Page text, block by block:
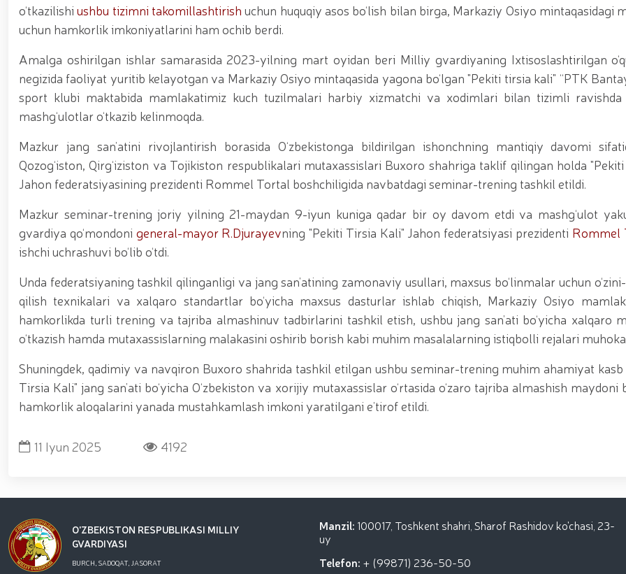
nufuzli ko‘rgazmasi yuqori saviyada bo'lib o'tdi. // Milliy gvardiya Jamoat xavfsizligi universitetiga
jarayonlari davom etmoqda / / Davlatimiz rahbarining ommaviy sportni yangi bosqichga olib chiqish
belgilab bergan vazifalari yuzasidan, Milliy gvardiya qo‘mondoni R.Djurayev raisligida, kamondan
voleybol bo‘yicha o‘tkazilgan musobaqada faxrli birinchi o‘rinni egallashdi / / Oliy Majlis Senatining
universiteti dotsentlari ishtirokidagi ochiq muloqot / / Milliy gvardiya Temurbeklar maktabi
xususiyatlari” mavzusida ko‘rgazmali mashg‘ulot tashkil etildi / / Milliy gvardiya Toshkent mintaqaviy
uchuvchisiz uchadigan apparatlarini qo‘llash istiqbollari” mavzusida Respublika ilmiy-amaliy seminari
o‘qilishi vaqtida jamoat tartibi hamda fuqarolar xavfsizligi taʼminlanad / / O‘zbekiston Respublikasi
o‘tkazilishiushbu tizimni takomillashtirish uchun huquqiy asos bo‘lish bilan birga, Markaziy Osiyo mintaqasidagi
uchun hamkorlik imkoniyatlarini ham ochib berdi.
Amalga oshirilgan ishlar samarasida 2023-yilning mart oyidan beri Milliy gvardiyaning Ixtisoslashtirilgan
negizida faoliyat yuritib kelayotgan va Markaziy Osiyo mintaqasida yagona bo‘lgan "Pekiti tirsia kali" “PTK
sport klubi maktabida mamlakatimiz kuch tuzilmalari harbiy xizmatchi va xodimlari bilan tizimli
mashg‘ulotlar o‘tkazib kelinmoqda.
Mazkur jang san’atini rivojlantirish borasida O‘zbekistonga bildirilgan ishonchning mantiqiy davomi
Qozog‘iston, Qirg‘iziston va Tojikiston respublikalari mutaxassislari Buxoro shahriga taklif qilingan holda
Jahon federatsiyasining prezidenti Rommel Tortal boshchiligida navbatdagi seminar-trening tashkil etildi.
Mazkur seminar-trening joriy yilning 21-maydan 9-iyun kuniga qadar bir oy davom etdi va mashg‘ulot
gvardiya qo‘mondoni general-mayor R.Djurayevning "Pekiti Tirsia Kali" Jahon federatsiyasi prezidenti Rommel
ishchi uchrashuvi bo‘lib o‘tdi.
Unda federatsiyaning tashkil qilinganligi va jang san’atining zamonaviy usullari, maxsus bo‘linmalar uchun
qilish texnikalari va xalqaro standartlar bo‘yicha maxsus dasturlar ishlab chiqish, Markaziy Osiyo
hamkorlikda turli trening va tajriba almashinuv tadbirlarini tashkil etish, ushbu jang san’ati bo‘yicha xalqaro
o‘tkazish hamda mutaxassislarning malakasini oshirib borish kabi muhim masalalarning istiqbolli rejalari
Shuningdek, qadimiy va navqiron Buxoro shahrida tashkil etilgan ushbu seminar-trening muhim ahamiyat kasb
Tirsia Kali" jang san’ati bo‘yicha O‘zbekiston va xorijiy mutaxassislar o‘rtasida o‘zaro tajriba almashish maydoni
hamkorlik aloqalarini yanada mustahkamlash imkoni yaratilgani e’tirof etildi.
11 Iyun 2025 4192
O'ZBEKISTON RESPUBLIKASI MILLIY
GVARDIYASI
BURCH, SADOQAT, JASORAT
Manzil: 100017, Toshkent shahri, Sharof Rashidov ko'chasi, 23-
uy
Telefon: + (99871) 236-50-50